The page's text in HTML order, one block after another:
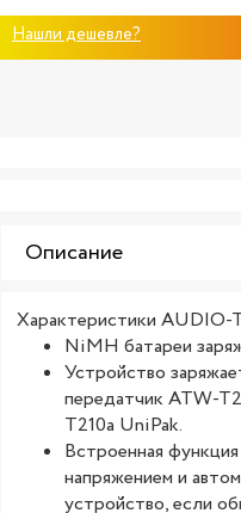
Нашли дешевле?
Описание
Характеристики
NiMH батареи
Устройство
передатчик ATW-
T210a UniPak.
Встроенная
напряжением и
устройство, если